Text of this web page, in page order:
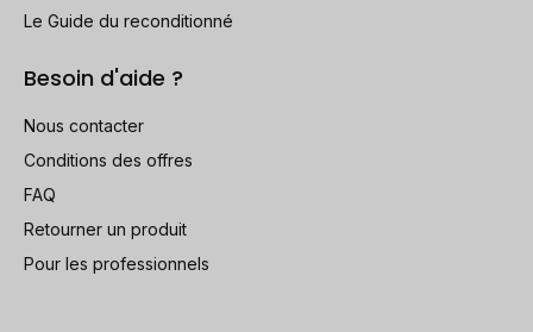
Le Guide du reconditionné
Besoin d'aide ?
Nous contacter
Conditions des offres
FAQ
Retourner un produit
Pour les professionnels